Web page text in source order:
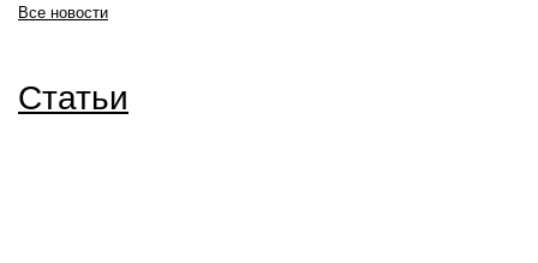
Все новости
Статьи